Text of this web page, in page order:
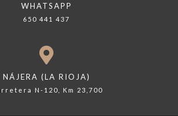
WHATSAPP
650 441 437
NÁJERA (LA RIOJA)
N-120, Km 23,700